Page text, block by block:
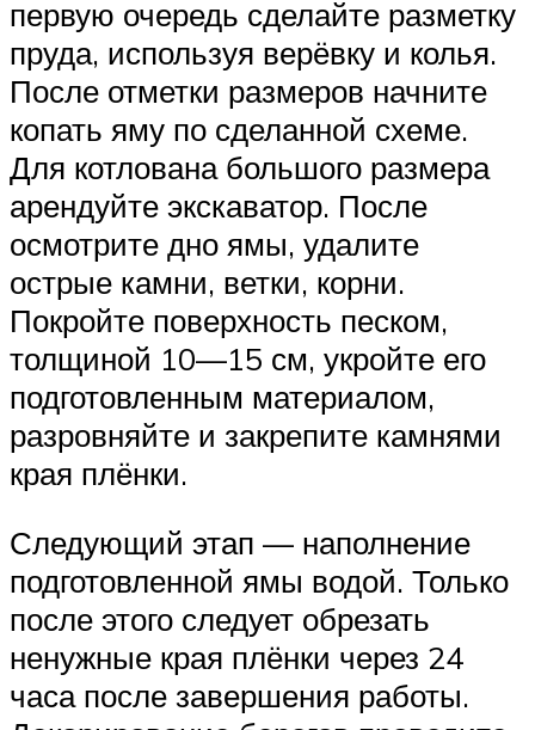
первую очередь сделайте разметку
пруда, используя верёвку и колья.
После отметки размеров начните
копать яму по сделанной схеме.
Для котлована большого размера
арендуйте экскаватор. После
осмотрите дно ямы, удалите
острые камни, ветки, корни.
Покройте поверхность песком,
толщиной 10—15 см, укройте его
подготовленным материалом,
разровняйте и закрепите камнями
края плёнки.
Следующий этап — наполнение
подготовленной ямы водой. Только
после этого следует обрезать
ненужные края плёнки через 24
часа после завершения работы.